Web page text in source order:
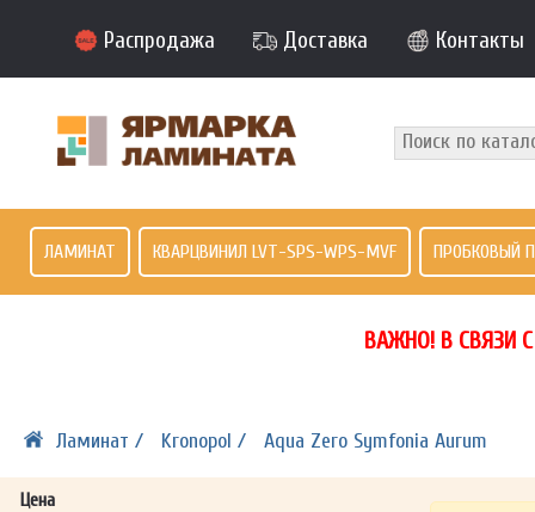
Распродажа Доставка Контакты
ЛАМИНАТ КВАРЦВИНИЛ LVT-SPS-WPS-MVF ПРОБКОВЫЙ
ВАЖНО! В СВЯЗИ
Ламинат / Kronopol / Aqua Zero Symfonia Aurum
Цена